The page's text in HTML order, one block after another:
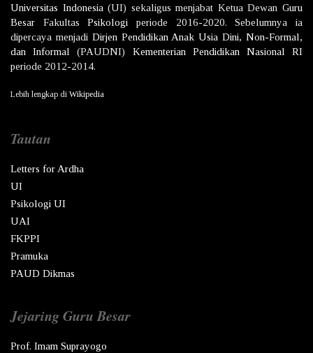
Universitas Indonesia(UI) sekaligus menjabat Ketua DewanGuru
Besar FakultasPsikologi periode 2016-2020. Sebelumnya ia
dipercaya menjadi Dirjen Pendidikan Anak Usia Dini, Non-Formal,
dan Informal (PAUDNI) Kementerian Pendidikan Nasional
RI
periode 2012-2014.
Lebih lengkap di Wikipedia
Tautan
Letters for Ardha
UI
Psikologi UI
UAI
FKPPI
Pramuka
PAUD Dikmas
Jejaring Guru Besar
Prof. Imam Suprayogo